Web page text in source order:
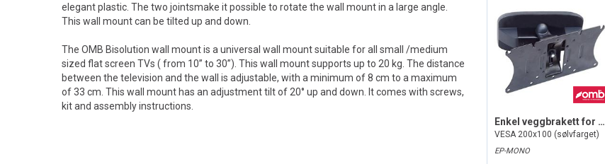
elegant plastic. The two jointsmake it possible to rotate the wall mount in a large angle.
This wall mount can be tilted up and down.
The OMB Bisolution wall mount is a universal wall mount suitable for all small /medium
sized flat screen TVs ( from 10” to 30”). This wall mount supports up to 20 kg. The distance
between the television and the wall is adjustable, with a minimum of 8 cm to a maximum
of 33 cm. This wall mount has an adjustment tilt of 20° up and down. It comes with screws,
kit and assembly instructions.
Enkel veggbrakett for monitorer
VESA 200x100 (sølvfarget)
EP-MONO